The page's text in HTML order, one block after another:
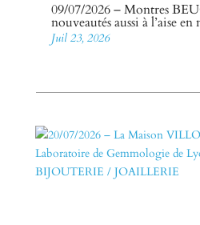
09/07/2026 – Montres
nouveautés aussi à l’aise
Juil 23, 2026